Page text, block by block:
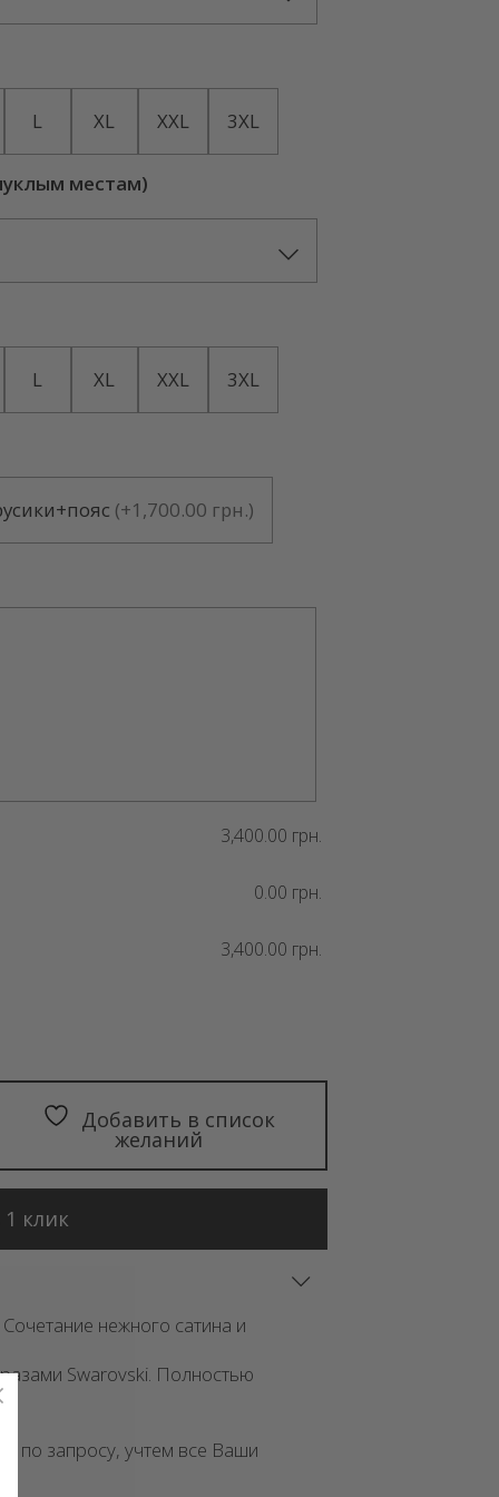
L XL XXL 3XL
местам)
L XL XXL 3XL
(+1,700.00 грн.)
3,400.00 грн.
0.00 грн.
3,400.00 грн.
Добавить в список
желаний
клик
нежного сатина и
Swarovski. Полностью
– по запросу, учтем все Ваши